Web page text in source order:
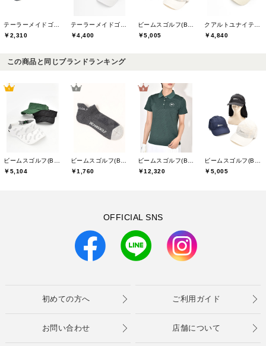
￥2,310
￥4,400
￥5,005
￥4,840
この商品と同じブランドランキング
￥5,104
￥1,760
￥12,320
￥5,005
OFFICIAL SNS
初めての方へ ご利用ガイド
お問い合わせ 店舗について